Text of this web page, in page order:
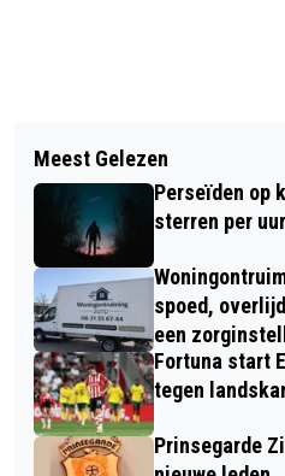
TWEE ARRESTATIES
VERDENKING
EN OPIUMWET
VAN SITTARD TOT
JONGEREN
VOOR EEN
Meest Gelezen
Perseïden op
sterren per uur
spoed,
een
Fortuna start
tegen
Prinsegarde